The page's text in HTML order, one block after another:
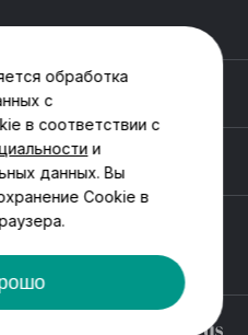
данных
обработка
с
в соответствии с
и
данных. Вы
Cookie в